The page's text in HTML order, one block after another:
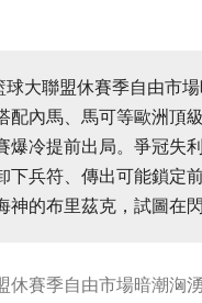
大聯盟休賽季自由市
配內馬、馬可等歐洲頂
爆冷提前出局。爭冠失
下兵符、傳出可能鎖定
神的布里茲克，試圖在
賽季自由市場暗潮洶